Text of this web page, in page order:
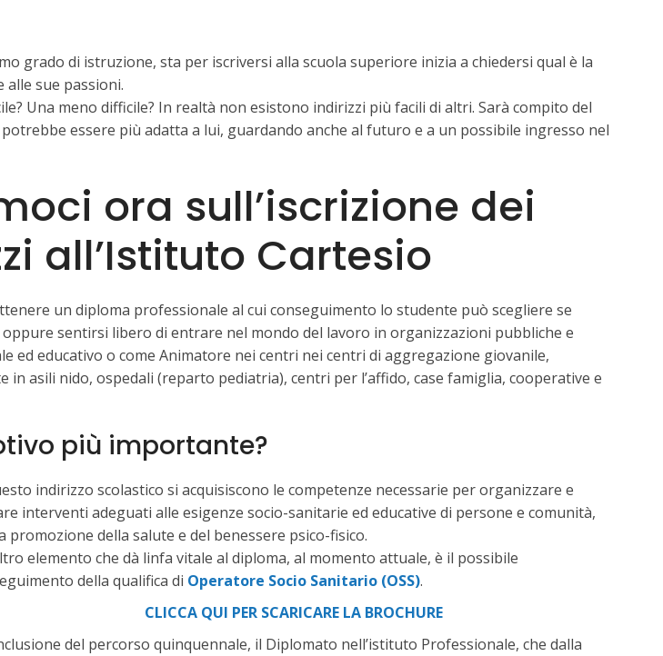
grado di istruzione, sta per iscriversi alla scuola superiore inizia a chiedersi qual è la
alle sue passioni.
Una meno difficile? In realtà non esistono indirizzi più facili di altri. Sarà compito del
essere più adatta a lui, guardando anche al futuro e a un possibile ingresso nel
ora sull’iscrizione dei
all’Istituto Cartesio
un diploma professionale al cui conseguimento lo studente può scegliere se
sentirsi libero di entrare nel mondo del lavoro in organizzazioni pubbliche e
ed educativo o come Animatore nei centri nei centri di aggregazione giovanile,
in asili nido, ospedali (reparto pediatria), centri per l’affido, case famiglia, cooperative e
più importante?
indirizzo scolastico si acquisiscono le competenze necessarie per organizzare e
interventi adeguati alle esigenze socio-sanitarie ed educative di persone e comunità,
promozione della salute e del benessere psico-fisico.
elemento che dà linfa vitale al diploma, al momento attuale, è il possibile
della qualifica di Operatore Socio Sanitario (OSS).
CLICCA QUI PER SCARICARE LA BROCHURE
del percorso quinquennale, il Diplomato nell’istituto Professionale, che dalla